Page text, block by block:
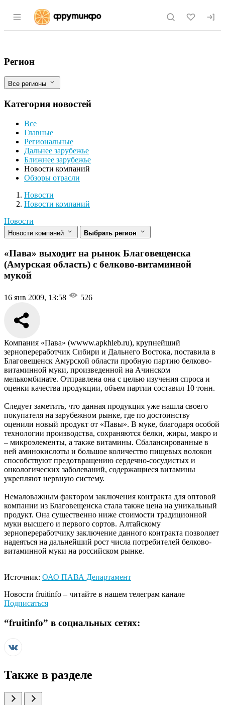
Раздел навигации по сайту fruitinfo.ru
«Пава» выходит на рынок
Фильтры
Регион
Все регионы
Категория новостей
Все
Главные
Региональные
Дальнее зарубежье
Ближнее зарубежье
Новости компаний
Обзоры отрасли
Новости
Разделы
Новости
Новости компаний
Новости
Новости компаний Выбрать регион
«Пава» выходит на рынок Благовещенска
(Амурская область) с белково-витаминной
мукой
16 янв 2009, 13:58 526
Компания «Пава» (wwww.apkhleb.ru), крупнейший
зернопереработчик Сибири и Дальнего Востока, поставила в
Благовещенск Амурской области пробную партию белково-
витаминной муки, произведенной на Ачинском
мелькомбинате. Отправлена она с целью изучения спроса и
оценки качества продукции, объем партии составил 10 тонн.
Следует заметить, что данная продукция уже нашла своего
покупателя на зарубежном рынке, где по достоинству
оценили новый продукт от «Павы». В муке, благодаря особой
технологии производства, сохраняются белки, жиры, макро и
– микроэлементы, а также витамины. Сбалансированные в
ней аминокислоты и большое количество пищевых волокон
способствуют предотвращению сердечно-сосудистых и
онкологических заболеваний, содержащиеся витамины
укрепляют нервную систему.
Немаловажным фактором заключения контракта для оптовой
компании из Благовещенска стала также цена на уникальный
продукт. Она существенно ниже стоимости традиционной
муки высшего и первого сортов. Алтайскому
зернопереработчику заключение данного контракта позволяет
надеяться на дальнейший рост числа потребителей белково-
витаминной муки на российском рынке.
Источник: ОАО ПАВА Департамент
Новости fruitinfo – читайте в нашем телеграм канале
Подписаться
“fruitinfo” в социальных сетях:
Также в разделе